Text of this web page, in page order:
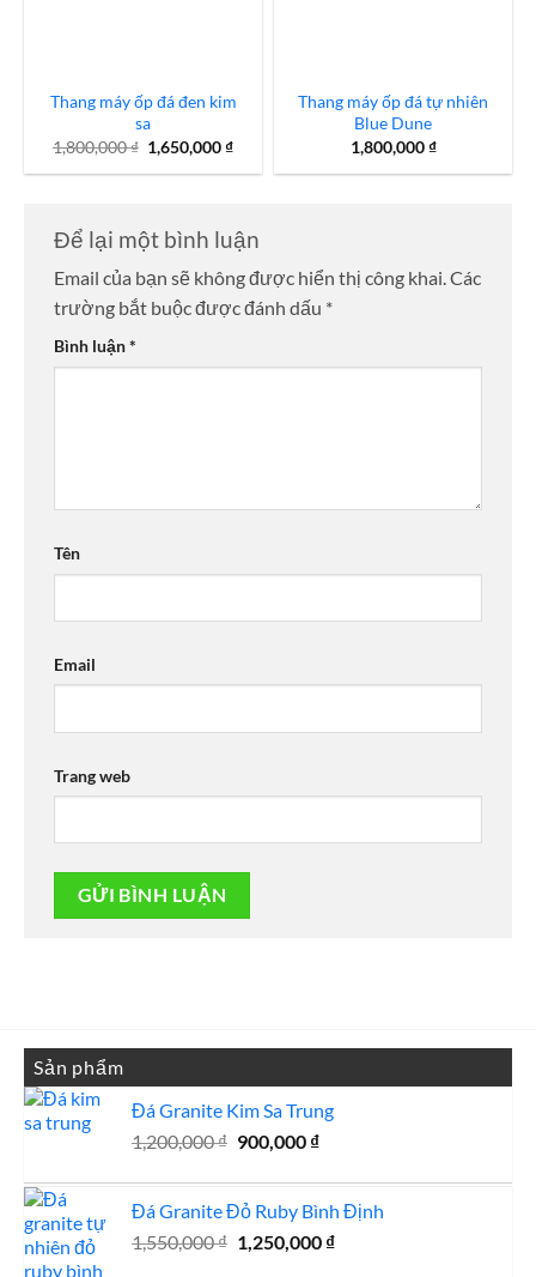
Thang máy ốp đá đen kim
sa
1,800,000₫ Giá
gốc
là:
1,650,000₫Giá
tại
Thang máy ốp đá tự nhiên
Blue Dune
1,800,000₫
Để lại một bình luận
Email của bạn sẽ không được hiển thị công khai.Các
trường bắt buộc được đánh dấu *
Bình luận*
Tên
Email
Trang web
Sản phẩm
Đá Granite Kim Sa Trung
1,200,000₫ Giá
là:
1,200,000 ₫.
900,000 ₫Giá
tại
là:
900,000 ₫.
Đá Granite Đỏ Ruby Bình Định
1,550,000₫ Giá
1,250,000 ₫Giá